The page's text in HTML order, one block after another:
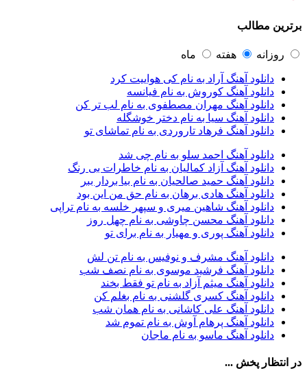
آرتان گادلی
آرتين شاهوران1
آرتین1
آرتین بهادری12
آرتین سلیمانی1
آردا1
آرسام 1
آرسین2
آرش AP1
آرش AP و مسیح
29
آرش آج1
آرش آرام1
آرش ای پی2
آرش تشکری1
آرش جلالی و آقا فرا
آرش حسینی1
آرش خان احمدی1
آرش داوری1
آرش رادان1
آرش رستمى1
آرش شعبانی2
آرش عزیزی1
آرش فرخزاد
برترین مطالب
روزانه هفته ماه
دانلود آهنگ آراد به نام کی هواییت کرد
دانلود آهنگ کوروش به نام فیانسه
دانلود آهنگ مهران مصطفوی به نام لب تر کن
دانلود آهنگ سیا به نام دختر خوشگله
دانلود آهنگ فرهاد تاروردی به نام تماشای تو
دانلود آهنگ احمد سلو به نام چی شد
دانلود آهنگ آزاد کمالیان به نام خاطرات بی رنگ
دانلود آهنگ حمید صالحیان به نام بیا بردار ببر
دانلود آهنگ هادی برهان به نام حق من این بود
دانلود آهنگ شاهین میری و سپهر خلسه به نام تراپی
دانلود آهنگ محسن چاوشی به نام چهل روز
دانلود آهنگ پوری و مهیار به نام برای تو
دانلود آهنگ مشرف و نوفیس به نام تن لش
دانلود آهنگ فرشید موسوی به نام نصف شب
دانلود آهنگ میثم آزاد به نام تو فقط بخند
دانلود آهنگ کسری گلشنی به نام بغلم کن
دانلود آهنگ علی کاشانی به نام همان شب
دانلود آهنگ پرهام آوش به نام تموم شد
دانلود آهنگ ماسو به نام ماجان
در انتظار پخش ...